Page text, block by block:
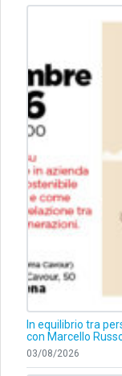
In equilibrio tra
con Marcello
03/08/2026